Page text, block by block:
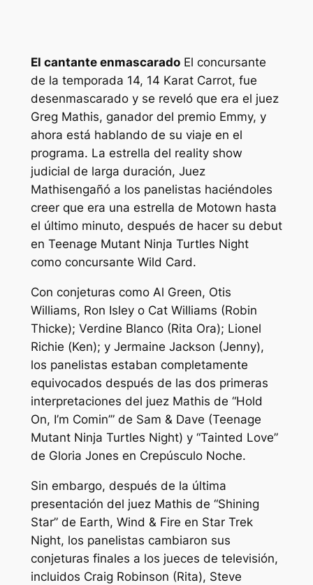
El cantante enmascaradoEl concursante
de la temporada 14, 14 Karat Carrot, fue
desenmascarado y se reveló que era el juez
Greg Mathis, ganador del premio Emmy, y
ahora está hablando de su viaje en el
programa. La estrella del reality show
judicial de larga duración, Juez
Mathisengañó a los panelistas haciéndoles
creer que era una estrella de Motown hasta
el último minuto, después de hacer su debut
en Teenage Mutant Ninja Turtles Night
como concursante Wild Card.
Con conjeturas como Al Green, Otis
Williams, Ron Isley o Cat Williams (Robin
Thicke); Verdine Blanco (Rita Ora); Lionel
Richie (Ken); y Jermaine Jackson (Jenny),
los panelistas estaban completamente
equivocados después de las dos primeras
interpretaciones del juez Mathis de “Hold
On, I’m Comin’” de Sam & Dave (Teenage
Mutant Ninja Turtles Night) y “Tainted Love”
de Gloria Jones en CrepúsculoNoche.
Sin embargo, después de la última
presentación del juez Mathis de “Shining
Star” de Earth, Wind & Fire en Star Trek
Night, los panelistas cambiaron sus
conjeturas finales a los jueces de televisión,
incluidos Craig Robinson (Rita), Steve